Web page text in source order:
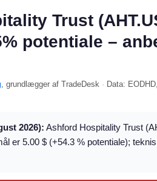
Trust
potentiale –
, grundlægger af TradeDesk · Data: EODHD
2026): Ashford Hospitality Trust
er 5.00 $ (+54.3 % potentiale);